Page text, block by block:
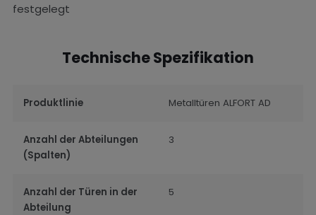
festgelegt
Technische Spezifikation
Produktlinie Metalltüren ALFORT AD
Anzahl der Abteilungen
(Spalten)
3
Anzahl der Türen in der
Abteilung
5